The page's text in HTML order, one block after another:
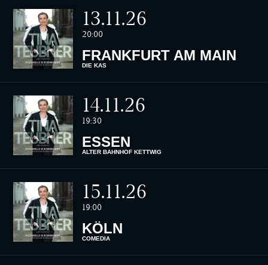
13.11.26
20:00
FRANKFURT AM MAIN
DIE KÄS
14.11.26
19:30
ESSEN
ALTER BAHNHOF KETTWIG
15.11.26
19:00
KÖLN
COMEDIA